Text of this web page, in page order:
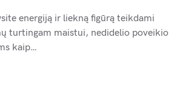
energiją ir liekną figūrą teikdami
turtingam maistui, nedidelio poveikio
kaip…